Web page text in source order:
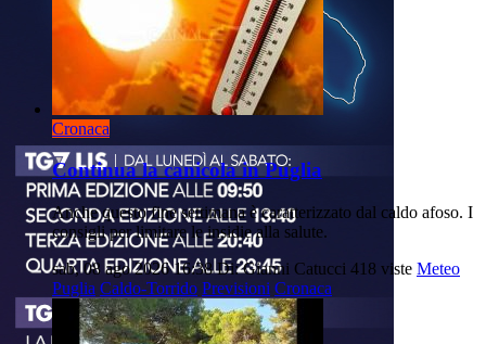
Cronaca
Continua la canicola in Puglia
Anche questo fine settimana è caratterizzato dal caldo afoso. I
consigli per limitare le insidie alla salute.
sab, 08 ago 2026 16:38 Di: Gianni Catucci 418 viste Meteo
Puglia Caldo-Torrido Previsioni Cronaca